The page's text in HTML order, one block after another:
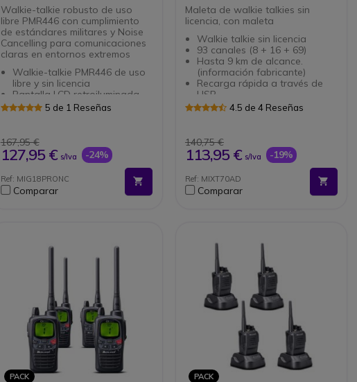
Walkie-talkie robusto de uso
libre PMR446 con cumplimiento
de estándares militares y Noise
Cancelling para comunicaciones
claras en entornos extremos
Walkie-talkie PMR446 de uso
libre y sin licencia
Pantalla LCD retroiluminada
de alta visibilidad
Protección IP67: polvo y agua
(1 m / 30 min) y MIL-STD 810G
Autonomía de hasta 22 horas
Scrambler, RRM, VOX y radio
FM
5 de 1 Reseñas
167,95 €
127,95 € s/Iva -24%
Ref: MIG18PRONC
Comparar
Maleta de walkie talkies sin
licencia, con maleta
Walkie talkie sin licencia
93 canales (8 + 16 + 69)
Hasta 9 km de alcance.
(información fabricante)
Recarga rápida a través de
USB
Indicador de batería baja
Maleta que incluye 2 walkie
talkies, 2 auriculares MA21L, 2
clips Premium, 2 cables USB
con sus 2 adaptadores de
pared, 2 baterías recargable, 2
cargadores rápidos de
4.5 de 4 Reseñas
140,75 €
113,95 € s/Iva -19%
Ref: MIXT70AD
Comparar
PACK PACK